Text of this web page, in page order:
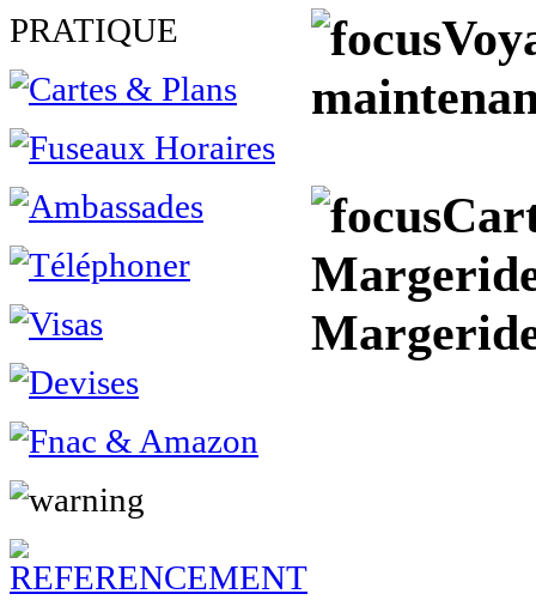
PRATIQUE